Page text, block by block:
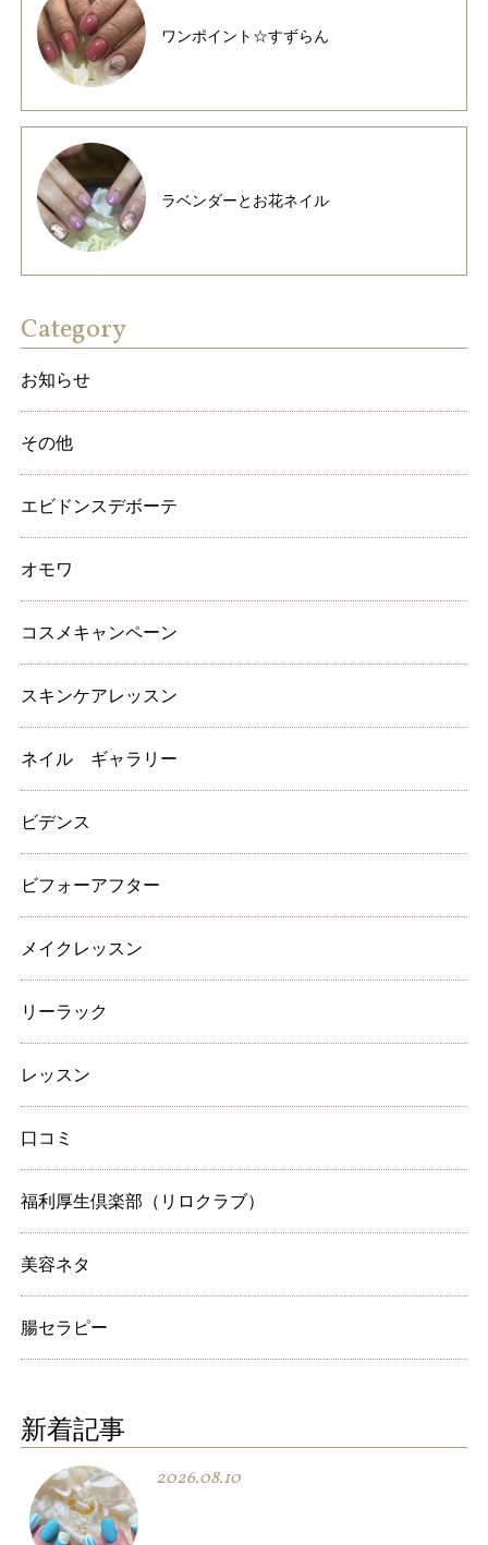
ワンポイント☆すずらん
ラベンダーとお花ネイル
Category
お知らせ
その他
エビドンスデボーテ
オモワ
コスメキャンペーン
スキンケアレッスン
ネイル ギャラリー
ビデンス
ビフォーアフター
メイクレッスン
リーラック
レッスン
口コミ
福利厚生倶楽部（リロクラブ）
美容ネタ
腸セラピー
新着記事
2026.08.10